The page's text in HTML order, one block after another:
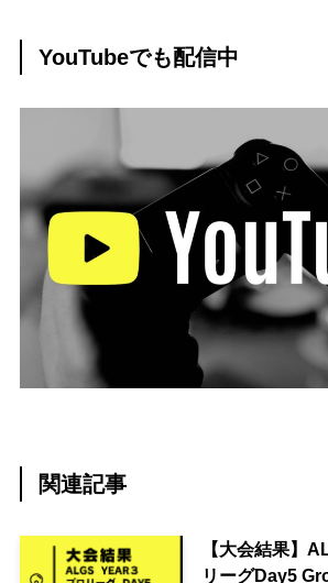
YouTubeでも配信中
関連記事
【大会結果】
リーグDay5